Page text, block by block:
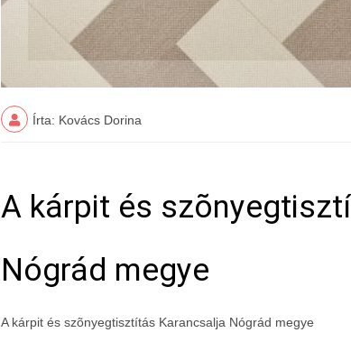
Írta: Kovács Dorina
A kárpit és
Nógrád megye
A kárpit és szõnyegtisztítás Karancsalja Nógrád megye